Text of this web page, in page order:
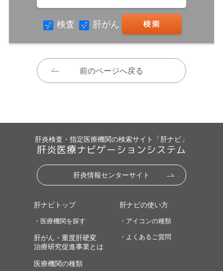
検査 肝がん
前のページへ戻る
肝炎検査・指定医療機関の検索サイト「肝ナビ」
肝炎医療ナビゲーションシステム
肝炎情報センターサイト
肝ナビトップ
・医療機関を探す
肝がん・重度肝硬変
治療研究促進事業とは
医療機関の種類
肝ナビの使い方
・アイコンの種類
・よくあるご質問